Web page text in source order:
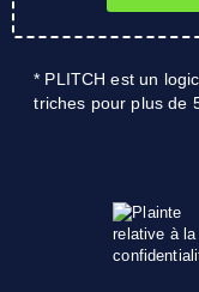
* PLITCH est un
triches pour plus de